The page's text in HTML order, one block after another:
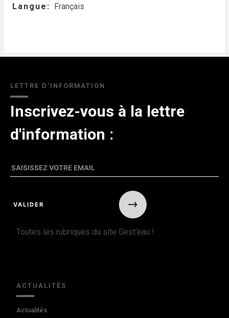
Langue Français
LETTRE D'INFORMATION
Inscrivez-vous à la lettre
d'information :
Toutes les rubriques du site Gest'eau !
ACTUALITÉS
Actualités